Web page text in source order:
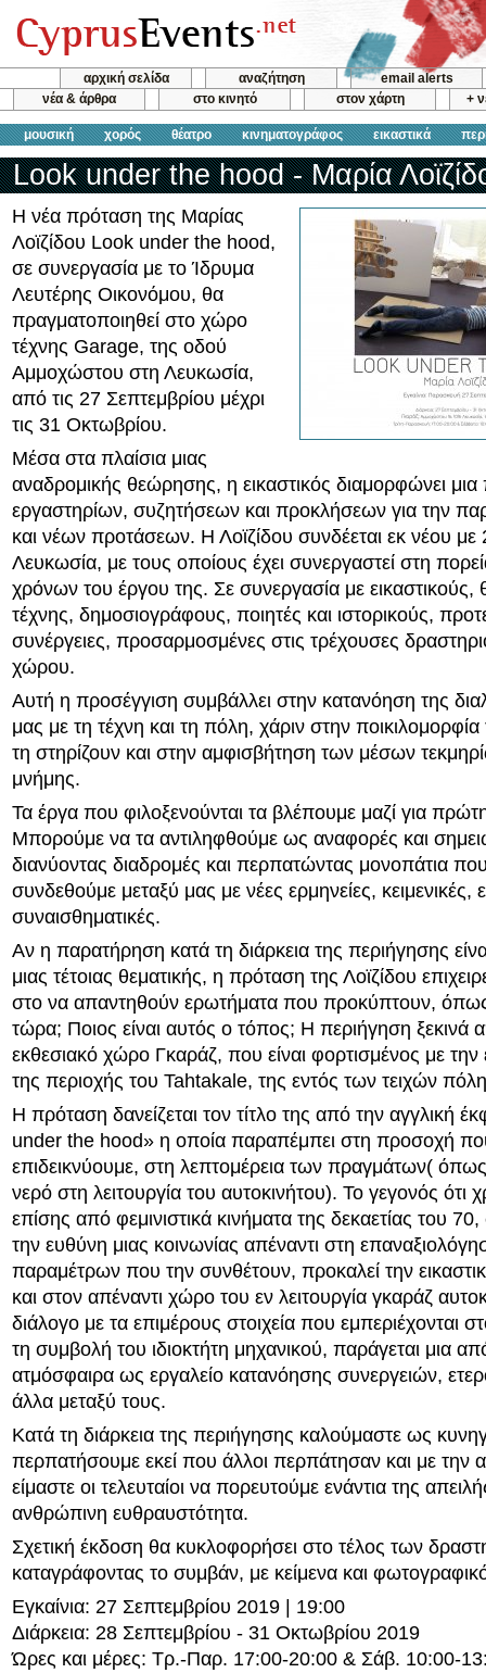
αρχική σελίδα αναζήτηση
email alerts
νέα & άρθρα
στο κινητό στον χάρτη +
μουσική χορός θέατρο κινηματογράφος εικαστικά
Look under the hood - Μαρία
Η νέα πρόταση της Μαρίας
Λοϊζίδου Look under the hood,
σε συνεργασία με το Ίδρυμα
Λευτέρης Οικονόμου, θα
πραγματοποιηθεί στο χώρο
τέχνης Garage, της οδού
Αμμοχώστου στη Λευκωσία,
από τις 27 Σεπτεμβρίου μέχρι
τις 31 Οκτωβρίου.
Μέσα στα πλαίσια μιας
αναδρομικής θεώρησης, η εικαστικός διαμορφώνει
εργαστηρίων, συζητήσεων και προκλήσεων για την
και νέων προτάσεων. Η Λοϊζίδου συνδέεται εκ νέου
Λευκωσία, με τους οποίους έχει συνεργαστεί στη
χρόνων του έργου της. Σε συνεργασία με εικαστικούς,
τέχνης, δημοσιογράφους, ποιητές και ιστορικούς,
συνέργειες, προσαρμοσμένες στις τρέχουσες
χώρου.
Αυτή η προσέγγιση συμβάλλει στην κατανόηση της
μας με τη τέχνη και τη πόλη, χάριν στην
τη στηρίζουν και στην αμφισβήτηση των μέσων
μνήμης.
Τα έργα που φιλοξενούνται τα βλέπουμε μαζί για
Μπορούμε να τα αντιληφθούμε ως αναφορές και
διανύοντας διαδρομές και περπατώντας μονοπάτια
συνδεθούμε μεταξύ μας με νέες ερμηνείες, κειμενικές,
συναισθηματικές.
Αν η παρατήρηση κατά τη διάρκεια της περιήγησης
μιας τέτοιας θεματικής, η πρόταση της Λοϊζίδου
στο να απαντηθούν ερωτήματα που προκύπτουν,
τώρα; Ποιος είναι αυτός ο τόπος; Η περιήγηση ξεκινά
εκθεσιακό χώρο Γκαράζ, που είναι φορτισμένος με την
της περιοχής του Tahtakale, της εντός των τειχών
Η πρόταση δανείζεται τον τίτλο της από την αγγλική
under the hood» η οποία παραπέμπει στη προσοχή που
επιδεικνύουμε, στη λεπτομέρεια των πραγμάτων( όπως
νερό στη λειτουργία του αυτοκινήτου). Το γεγονός ότι
επίσης από φεμινιστικά κινήματα της δεκαετίας του 70,
την ευθύνη μιας κοινωνίας απέναντι στη
παραμέτρων που την συνθέτουν, προκαλεί την
και στον απέναντι χώρο του εν λειτουργία γκαράζ
διάλογο με τα επιμέρους στοιχεία που εμπεριέχονται
τη συμβολή του ιδιοκτήτη μηχανικού, παράγεται μια
ατμόσφαιρα ως εργαλείο κατανόησης συνεργειών,
άλλα μεταξύ τους.
Κατά τη διάρκεια της περιήγησης καλούμαστε ως
περπατήσουμε εκεί που άλλοι περπάτησαν και με την
είμαστε οι τελευταίοι να πορευτούμε ενάντια της
ανθρώπινη ευθραυστότητα.
Σχετική έκδοση θα κυκλοφορήσει στο τέλος των
καταγράφοντας το συμβάν, με κείμενα και
Εγκαίνια: 27 Σεπτεμβρίου 2019 | 19:00
Διάρκεια: 28 Σεπτεμβρίου - 31 Οκτωβρίου 2019
Ώρες και μέρες: Τρ.-Παρ. 17:00-20:00 & Σάβ. 10:00-